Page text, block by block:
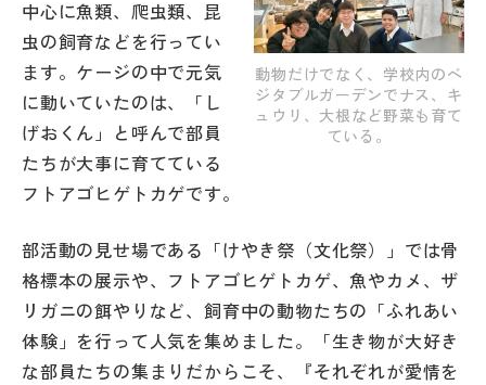
NettyLandかわら版
その他
お問い合わせ
個人情報保護方針
サイトマップ
運営会社
動物だけでなく、学校内のベ
ジタブルガーデンでナス、キ
ュウリ、大根など野菜も育て
ている。
中心に魚類、爬虫類、昆
虫の飼育などを行ってい
ます。ケージの中で元気
に動いていたのは、「し
げおくん」と呼んで部員
たちが大事に育てている
フトアゴヒゲトカゲです。
部活動の見せ場である「けやき祭（文化祭）」では骨
格標本の展示や、フトアゴヒゲトカゲ、魚やカメ、ザ
リガニの餌やりなど、飼育中の動物たちの「ふれあい
体験」を行って人気を集めました。「生き物が大好き
な部員たちの集まりだからこそ、『それぞれが愛情を